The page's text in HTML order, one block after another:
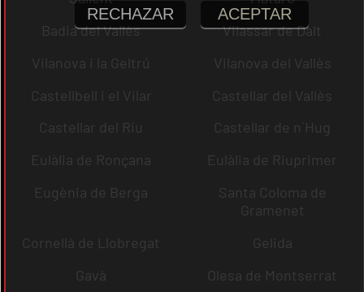
Badia del Vallès
Vilassar de Dalt
Vilanova i la Geltrú
Vilanova del Vallès
Castellbell i el Vilar
Castellar del Vallès
Castellar del Riu
Castellar de n´Hug
Eulàlia de Ronçana
Eulàlia de Riuprimer
Eugènia de Berga
Santa Coloma de
Gramenet
Cornellà de Llobregat
Gelida
Gavà
Olesa de Montserrat
RECHAZAR ACEPTAR